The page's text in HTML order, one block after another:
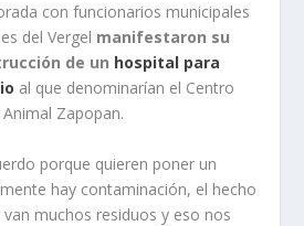
con funcionarios municipales
del Vergel manifestaron su
de un hospital para
al que denominarían el Centro
Zapopan.
porque quieren poner un
hay contaminación, el hecho
muchos residuos y eso nos